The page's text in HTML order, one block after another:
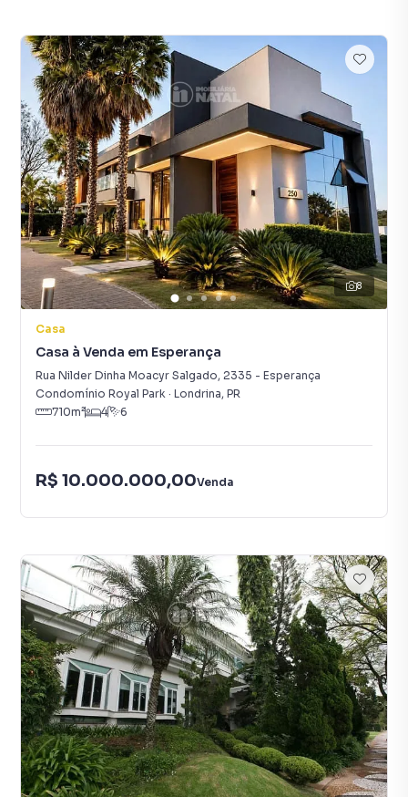
8
Casa
Casa à Venda em Esperança
Rua Nilder Dinha Moacyr Salgado, 2335 - Esperança
Condomínio Royal Park · Londrina, PR
710m² 4 6
R$ 10.000.000,00Venda